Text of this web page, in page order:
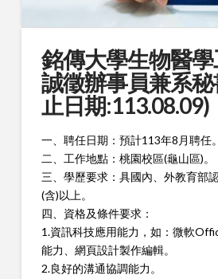
銘傳大學生物醫
誠徵辦事員兼系
止日期:113.08.09)
一、聘任日期：預計113年8月聘任。
二、工作地點：桃園校區(龜山區)。
三、學歷要求：具國內、外教育部
(含)以上。
四、資格及條件要求：
1.資訊科技應用能力，如：微軟
能力、網頁設計製作編輯。
2.良好的溝通協調能力。